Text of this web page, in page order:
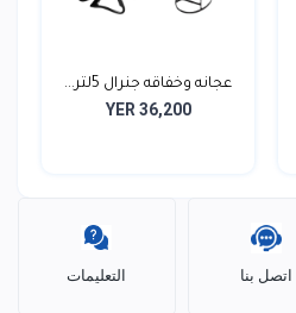
عجانه وخفاقه جنرال 5لتر...
YER 36,200
اتصل بنا التعليمات